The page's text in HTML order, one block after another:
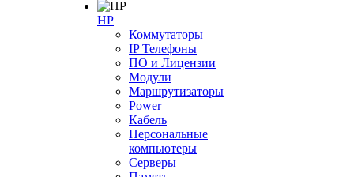
HP
Коммутаторы
IP Телефоны
ПО и Лицензии
Модули
Маршрутизаторы
Power
Кабель
Персональные
компьютеры
Серверы